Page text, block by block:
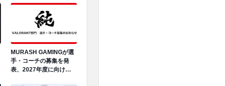
MURASH GAMINGが選
手・コーチの募集を発
表、2027年度に向けロ